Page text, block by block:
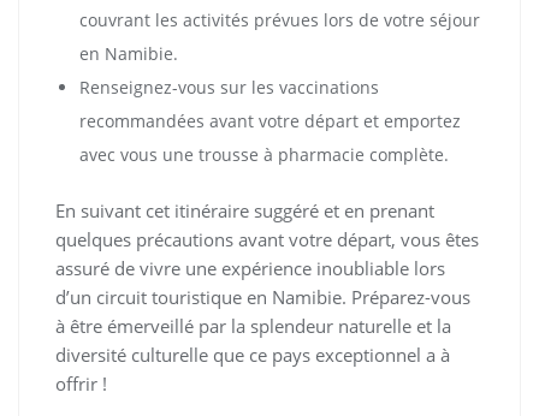
couvrant les activités prévues lors de votre séjour
en Namibie.
Renseignez-vous sur les vaccinations
recommandées avant votre départ et emportez
avec vous une trousse à pharmacie complète.
En suivant cet itinéraire suggéré et en prenant
quelques précautions avant votre départ, vous êtes
assuré de vivre une expérience inoubliable lors
d’un circuit touristique en Namibie. Préparez-vous
à être émerveillé par la splendeur naturelle et la
diversité culturelle que ce pays exceptionnel a à
offrir !